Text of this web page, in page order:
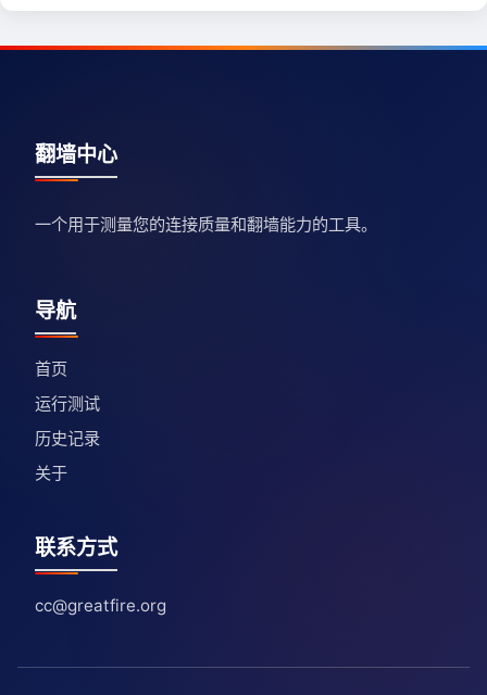
翻墙中心
一个用于测量您的连接质量和翻墙能力的工具。
导航
首页
运行测试
历史记录
关于
联系方式
cc@greatfire.org